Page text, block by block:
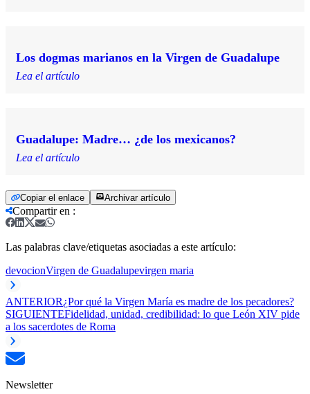
Los dogmas marianos en la Virgen de Guadalupe
Lea el artículo
Guadalupe: Madre… ¿de los mexicanos?
Lea el artículo
Copiar el enlace Archivar artículo
Compartir en :
Las palabras clave/etiquetas asociadas a este artículo:
devocionVirgen de Guadalupevirgen maria
ANTERIOR¿Por qué la Virgen María es madre de los pecadores?
SIGUIENTEFidelidad, unidad, credibilidad: lo que León XIV pide
a los sacerdotes de Roma
Newsletter